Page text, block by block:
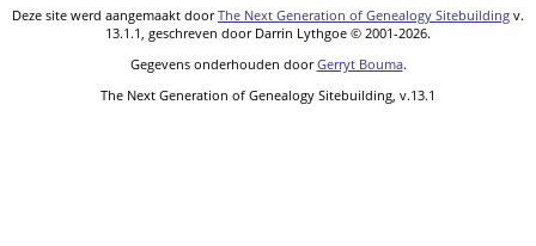
Deze site werd aangemaakt doorThe Next Generation of Genealogy Sitebuilding v.
13.1.1, geschreven door Darrin Lythgoe © 2001-2026.
Gegevens onderhouden doorGerryt Bouma.
The Next Generation of Genealogy Sitebuilding, v.13.1